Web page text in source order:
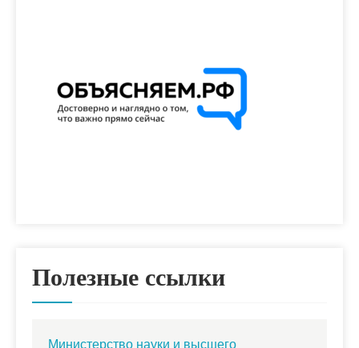
Полезные ссылки
Министерство науки и высшего